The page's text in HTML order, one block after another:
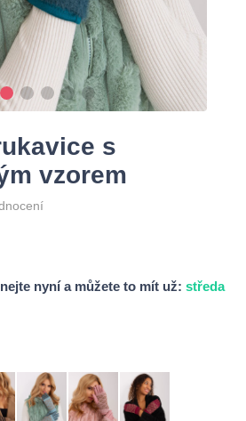
s
vzorem
nyní a můžete to mít už: středa